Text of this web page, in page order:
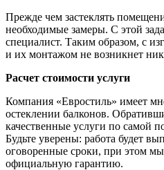
Прежде чем застеклять
необходимые замеры. С этой
специалист. Таким образом, с
и их монтажом не возникнет
Расчет стоимости услуги
Компания «Евростиль» имеет
остеклении балконов.
качественные услуги по самой
Будьте уверены: работа будет
оговоренные сроки, при этом
официальную гарантию.